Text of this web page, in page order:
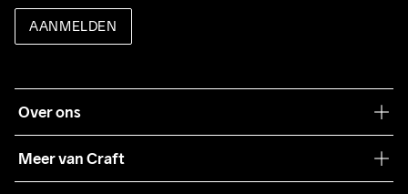
AANMELDEN
Over ons
Meer van Craft